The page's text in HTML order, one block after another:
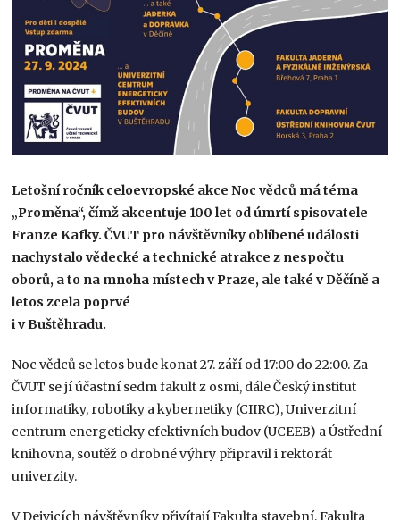
Letošní ročník celoevropské akce Noc vědců má téma
„Proměna“, čímž akcentuje 100 let od úmrtí spisovatele
Franze Kafky. ČVUT pro návštěvníky oblíbené události
nachystalo vědecké a technické atrakce z nespočtu
oborů, a to na mnoha místech v Praze, ale také v Děčíně a
letos zcela poprvé
i v Buštěhradu.
Noc vědců se letos bude konat 27. září od 17:00 do 22:00. Za
ČVUT se jí účastní sedm fakult z osmi, dále Český institut
informatiky, robotiky a kybernetiky (CIIRC), Univerzitní
centrum energeticky efektivních budov (UCEEB) a Ústřední
knihovna, soutěž o drobné výhry připravil i rektorát
univerzity.
V Dejvicích návštěvníky přivítají Fakulta stavební, Fakulta